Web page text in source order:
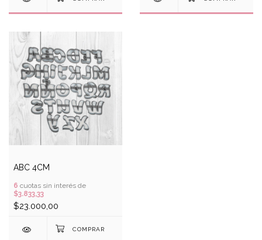
ABC 4CM
6 cuotas sin interés de
$3.833,33
$23.000,00